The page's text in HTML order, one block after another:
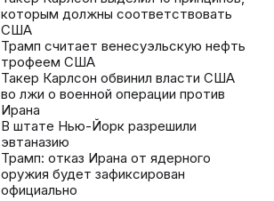
которым должны соответствовать
США
Трамп считает венесуэльскую нефть
трофеем США
Такер Карлсон обвинил власти США
во лжи о военной операции против
Ирана
В штате Нью-Йорк разрешили
эвтаназию
Трамп: отказ Ирана от ядерного
оружия будет зафиксирован
официально